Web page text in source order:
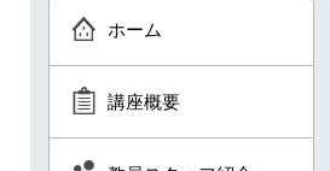
ホーム
講座概要